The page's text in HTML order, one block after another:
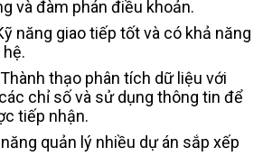
và đàm phán điều khoản.
năng giao tiếp tốt và có khả năng
thạo phân tích dữ liệu với
chỉ số và sử dụng thông tin để
tiếp nhận.
quản lý nhiều dự án sắp xếp